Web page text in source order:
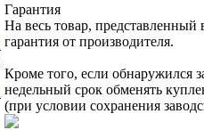
Гарантия
На весь товар,
гарантия от производителя.
Кроме того, если обнаружился
недельный срок обменять
(при условии сохранения